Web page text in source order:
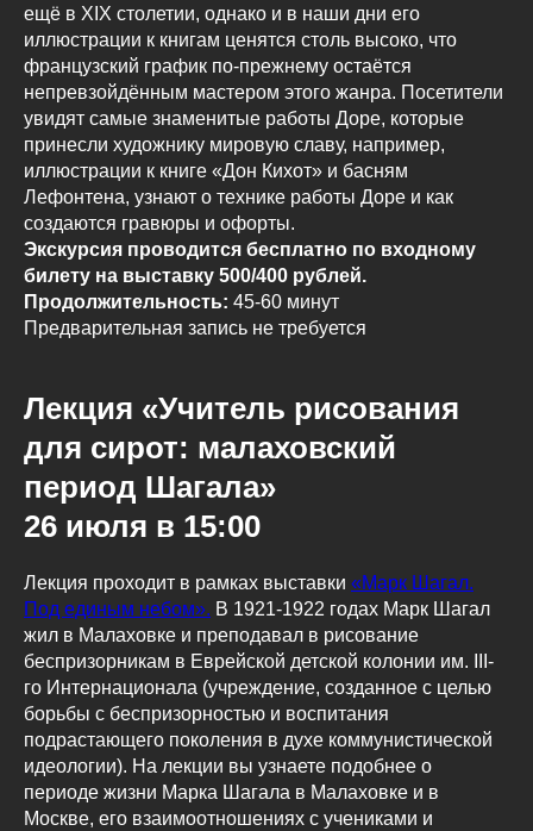
ещё в XIX столетии, однако и в наши дни его
иллюстрации к книгам ценятся столь высоко, что
французский график по-прежнему остаётся
непревзойдённым мастером этого жанра. Посетители
увидят самые знаменитые работы Доре, которые
принесли художнику мировую славу, например,
иллюстрации к книге «Дон Кихот» и басням
Лефонтена, узнают о технике работы Доре и как
создаются гравюры и офорты.
Экскурсия проводится бесплатно по входному
билету на выставку 500/400 рублей.
Продолжительность: 45-60 минут
Предварительная запись не требуется
Лекция «Учитель рисования
для сирот: малаховский
период Шагала»
26 июля в 15:00
Лекция проходит в рамках выставки «Марк Шагал.
Под единым небом». В 1921-1922 годах Марк Шагал
жил в Малаховке и преподавал в рисование
беспризорникам в Еврейской детской колонии им. III-
го Интернационала (учреждение, созданное с целью
борьбы с беспризорностью и воспитания
подрастающего поколения в духе коммунистической
идеологии). На лекции вы узнаете подобнее о
периоде жизни Марка Шагала в Малаховке и в
Москве, его взаимоотношениях с учениками и